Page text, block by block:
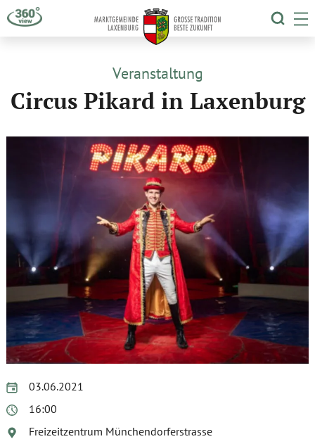
Veranstaltung
Circus Pikard in Laxenburg
03.06.2021
16:00
Freizeitzentrum Münchendorferstrasse